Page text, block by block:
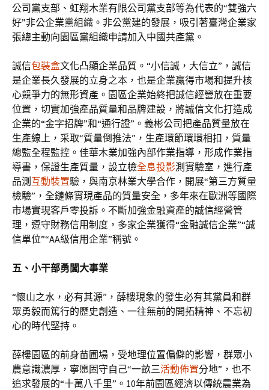
公司黨支部、虹翔木業有限公司黨支部等為代表的“雙強六
好”非公企業黨組織。非公黨建的發展，吸引著臺灣企業家
張總主動向園區黨組織申請加入中國共產黨。
誠信包裝盒文化凸顯企業品質。“小信誠，大信立”，誠信
是企業長久發展的立身之本，也是企業贏得市場和提升核
心競爭力的無形資產。園區企業始終把誠信經營放在重要
位置，切實加強產品質量和品牌建設，將誠信文化打造成
企業的“金字招牌”和“通行證”。義彬公司把產品質量放在
生產線上，采取“質量倒推法”，生產環節環環相扣，質量
總監全程監控。佳華木業加強內部作業指導，形成作業指
導書，保證生產質量，設立檢全息投影測實驗室，進行產
品測 互動裝置驗，與南京林業大學合作，開展“第三方質量
檢驗”，全鏈條實現產品的質量安全，多年來在歐洲等國際
市場實現客戶零投訴。不斷加強金融資產的誠信經營管
理，遵守財務信用制度，多家企業獲得“金融誠信企業”“誠
信單位”“AA級信用企業”稱號。
五、小干部勇闖大事業
“懷山之水，必有其源”，薛樓現象的發生必有其黨員和群
眾勇毅而篤行的歷史創造、一往無前的開拓精神、不忘初
心的時代堅持。
薛樓園區的前身苗圃場，受地理位置偏僻的影響，群眾小
農意識濃厚，寧愿固守自己“一畝三活動佈置分地”，也不
追求發展的“十萬八千里”。10年前園區經濟以傳統農業為